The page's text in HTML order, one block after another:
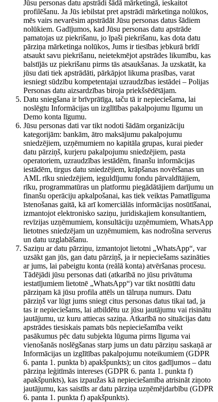
Jūsu personas datu apstrādi šādā mārketingā, ieskaitot
profilēšanu. Ja Jūs iebilstat pret apstrādi mārketinga nolūkos,
mēs vairs nevarēsim apstrādāt Jūsu personas datus šādiem
nolūkiem. Gadījumos, kad Jūsu personas datu apstrāde
pamatojas uz piekrišanu, jo īpaši piekrišanu, kas dota datu
pārziņa mārketinga nolūkos, Jums ir tiesības jebkurā brīdī
atsaukt savu piekrišanu, neietekmējot apstrādes likumību, kas
balstījās uz piekrišanu pirms tās atsaukšanas. Ja uzskatāt, ka
jūsu dati tiek apstrādāti, pārkāpjot likuma prasības, varat
iesniegt sūdzību kompetentajai uzraudzības iestādei – Polijas
Personas datu aizsardzības biroja priekšsēdētājam.
Datu sniegšana ir brīvprātīga, taču tā ir nepieciešama, lai
noslēgtu Informācijas un izglītības pakalpojumu līgumu un
Demo konta līgumu.
Jūsu personas dati var tikt nodoti šādām organizāciju
kategorijām: bankām, ātro maksājumu pakalpojumu
sniedzējiem, uzņēmumiem no kapitāla grupas, kurai pieder
datu pārziņš, kurjeru pakalpojumu sniedzējiem, pasta
operatoriem, uzraudzības iestādēm, finanšu informācijas
iestādēm, tirgus datu sniedzējiem, krāpšanas novēršanas un
AML rīku sniedzējiem, ieguldījumu fondu pārvaldītājiem,
rīku, programmatūras un platformu piegādātājiem darījumu un
finanšu operāciju apkalpošanai, kas tiek veiktas Pamatlīguma
īstenošanas gaitā, kā arī komerciālās informācijas nosūtīšanai,
izmantojot elektronisko saziņu, juridiskajiem konsultantiem,
revīzijas uzņēmumiem, konsultāciju uzņēmumiem, WhatsApp
lietotnes sniedzējam un uzņēmumiem, kas nodrošina serverus
un datu uzglabāšanu.
Saziņu ar datu pārziņu, izmantojot lietotni „WhatsApp“, var
uzsākt gan jūs, gan datu pārziņš, ja ir nepieciešams sazināties
ar jums, lai pabeigtu konta (reālā konta) atvēršanas procesu.
Tādējādi jūsu personas dati (atkarībā no jūsu privātuma
iestatījumiem lietotnē „WhatsApp“) var tikt nosūtīti datu
pārziņam kā jūsu profila attēls un tālruņa numurs. Datu
pārziņš var lūgt jums sniegt citus personas datus tikai tad, ja
tas ir nepieciešams, lai atbildētu uz jūsu jautājumu vai risinātu
jautājumu, uz kuru attiecas saziņa. Atkarībā no situācijas datu
apstrādes tiesiskais pamats būs nepieciešamība veikt
pasākumus pēc datu subjekta lūguma pirms līguma vai
vienošanās noslēgšanas starp jums un datu pārziņu saskaņā ar
Informācijas un izglītības pakalpojumu noteikumiem (GDPR
6. panta 1. punkta b) apakšpunkts); un citos gadījumos – datu
pārziņa leģitīmās intereses (GDPR 6. panta 1. punkta f)
apakšpunkts), kas izpaužas kā nepieciešamība atrisināt ziņoto
jautājumu, kas saistīts ar datu pārziņa uzņēmējdarbību (GDPR
6. panta 1. punkta f) apakšpunkts).